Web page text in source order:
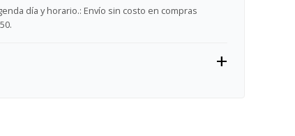
día y horario.: Envío sin costo en compras